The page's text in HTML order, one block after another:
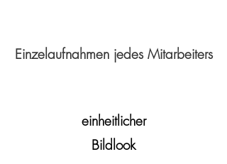
Einzelaufnahmen jedes Mitarbeiters
einheitlicher
Bildlook